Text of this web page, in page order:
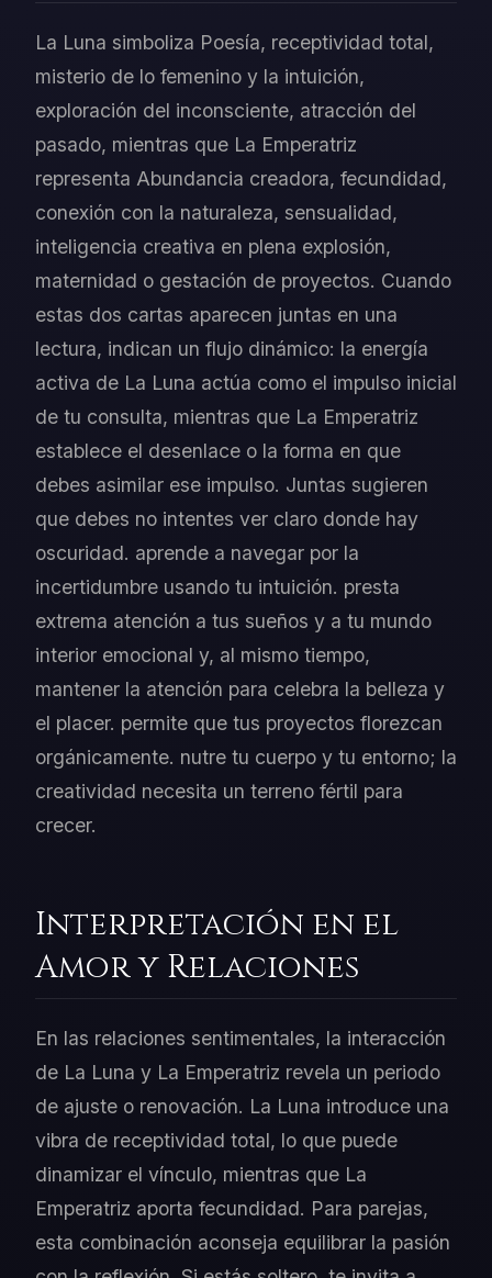
La Luna simboliza Poesía, receptividad total,
misterio de lo femenino y la intuición,
exploración del inconsciente, atracción del
pasado, mientras que La Emperatriz
representa Abundancia creadora, fecundidad,
conexión con la naturaleza, sensualidad,
inteligencia creativa en plena explosión,
maternidad o gestación de proyectos. Cuando
estas dos cartas aparecen juntas en una
lectura, indican un flujo dinámico: la energía
activa de La Luna actúa como el impulso inicial
de tu consulta, mientras que La Emperatriz
establece el desenlace o la forma en que
debes asimilar ese impulso. Juntas sugieren
que debes no intentes ver claro donde hay
oscuridad. aprende a navegar por la
incertidumbre usando tu intuición. presta
extrema atención a tus sueños y a tu mundo
interior emocional y, al mismo tiempo,
mantener la atención para celebra la belleza y
el placer. permite que tus proyectos florezcan
orgánicamente. nutre tu cuerpo y tu entorno; la
creatividad necesita un terreno fértil para
crecer.
Interpretación en el
Amor y Relaciones
En las relaciones sentimentales, la interacción
de La Luna y La Emperatriz revela un periodo
de ajuste o renovación. La Luna introduce una
vibra de receptividad total, lo que puede
dinamizar el vínculo, mientras que La
Emperatriz aporta fecundidad. Para parejas,
esta combinación aconseja equilibrar la pasión